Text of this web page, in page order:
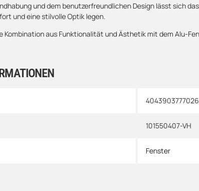
4043903777026
101550407-VH
Fenster
und dem benutzerfreundlichen Design lässt sich
und eine stilvolle Optik legen.
Kombination aus Funktionalität und Ästhetik mit dem Alu-